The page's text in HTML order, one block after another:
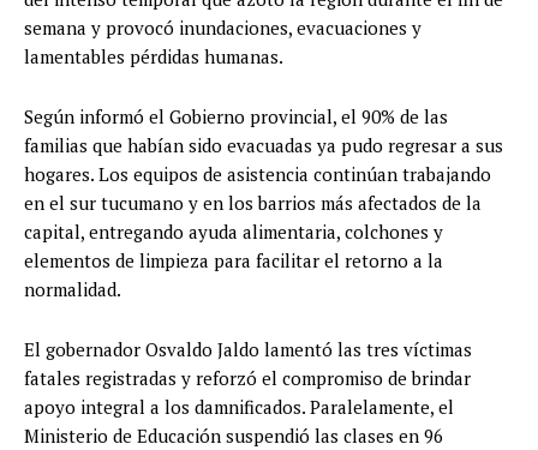
semana y provocó inundaciones, evacuaciones y
lamentables pérdidas humanas.
Según informó el Gobierno provincial, el 90% de las
familias que habían sido evacuadas ya pudo regresar a sus
hogares. Los equipos de asistencia continúan trabajando
en el sur tucumano y en los barrios más afectados de la
capital, entregando ayuda alimentaria, colchones y
elementos de limpieza para facilitar el retorno a la
normalidad.
El gobernador Osvaldo Jaldo lamentó las tres víctimas
fatales registradas y reforzó el compromiso de brindar
apoyo integral a los damnificados. Paralelamente, el
Ministerio de Educación suspendió las clases en 96